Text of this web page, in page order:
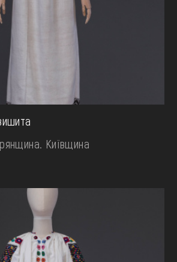
Київщина